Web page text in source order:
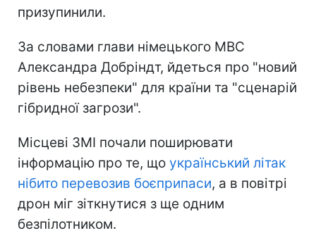
призупинили.
За словами глави німецького МВС
Александра Добріндт, йдеться про "новий
рівень небезпеки" для країни та "сценарій
гібридної загрози".
Місцеві ЗМІ почали поширювати
інформацію про те, що український літак
нібито перевозив боєприпаси, а в повітрі
дрон міг зіткнутися з ще одним
безпілотником.